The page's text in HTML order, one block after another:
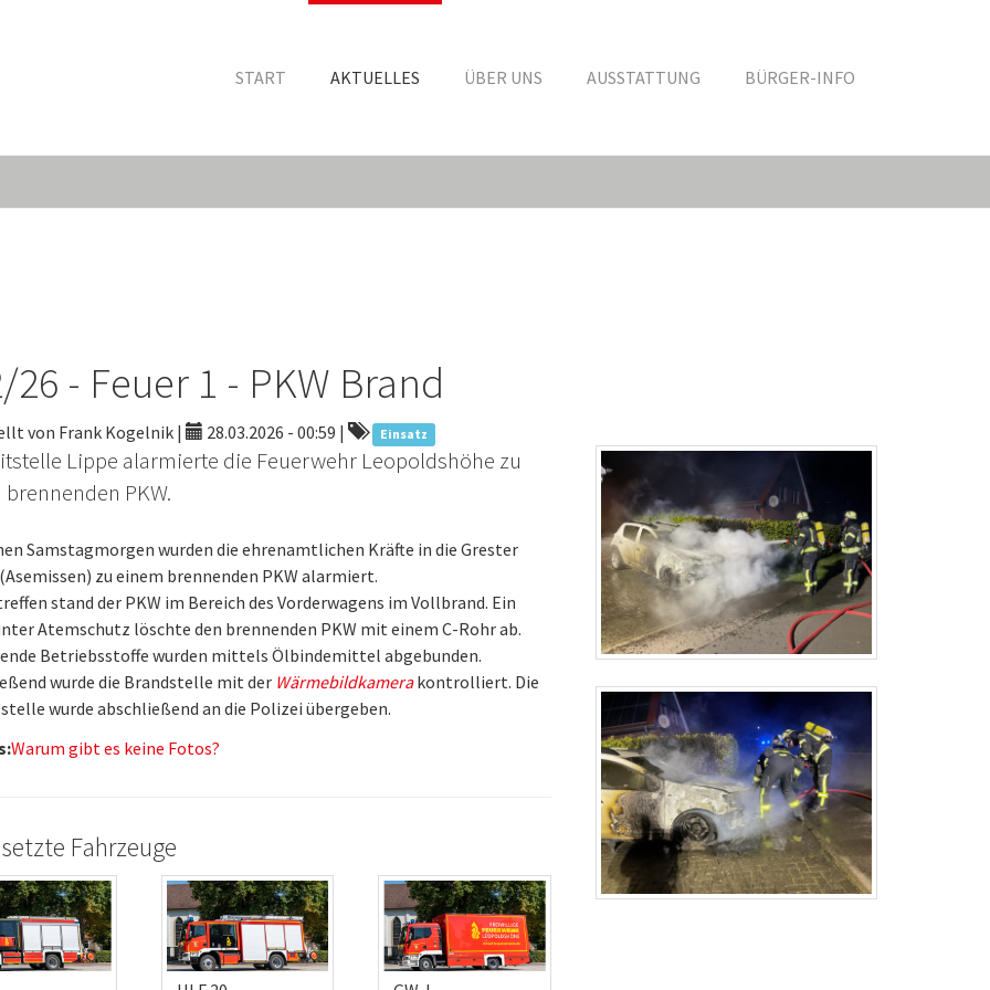
START AKTUELLES ÜBER UNS AUSSTATTUNG BÜRGER-INFO
26 - Feuer 1 - PKW Brand
von Frank Kogelnik | 28.03.2026 - 00:59 | Einsatz
Lippe alarmierte die Feuerwehr Leopoldshöhe zu
PKW.
Samstagmorgen wurden die ehrenamtlichen Kräfte in die Grester
zu einem brennenden PKW alarmiert.
stand der PKW im Bereich des Vorderwagens im Vollbrand. Ein
Atemschutz löschte den brennenden PKW mit einem C-Rohr ab.
Betriebsstoffe wurden mittels Ölbindemittel abgebunden.
wurde die Brandstelle mit der Wärmebildkamerakontrolliert. Die
wurde abschließend an die Polizei übergeben.
Warum gibt es keine Fotos?
Fahrzeuge